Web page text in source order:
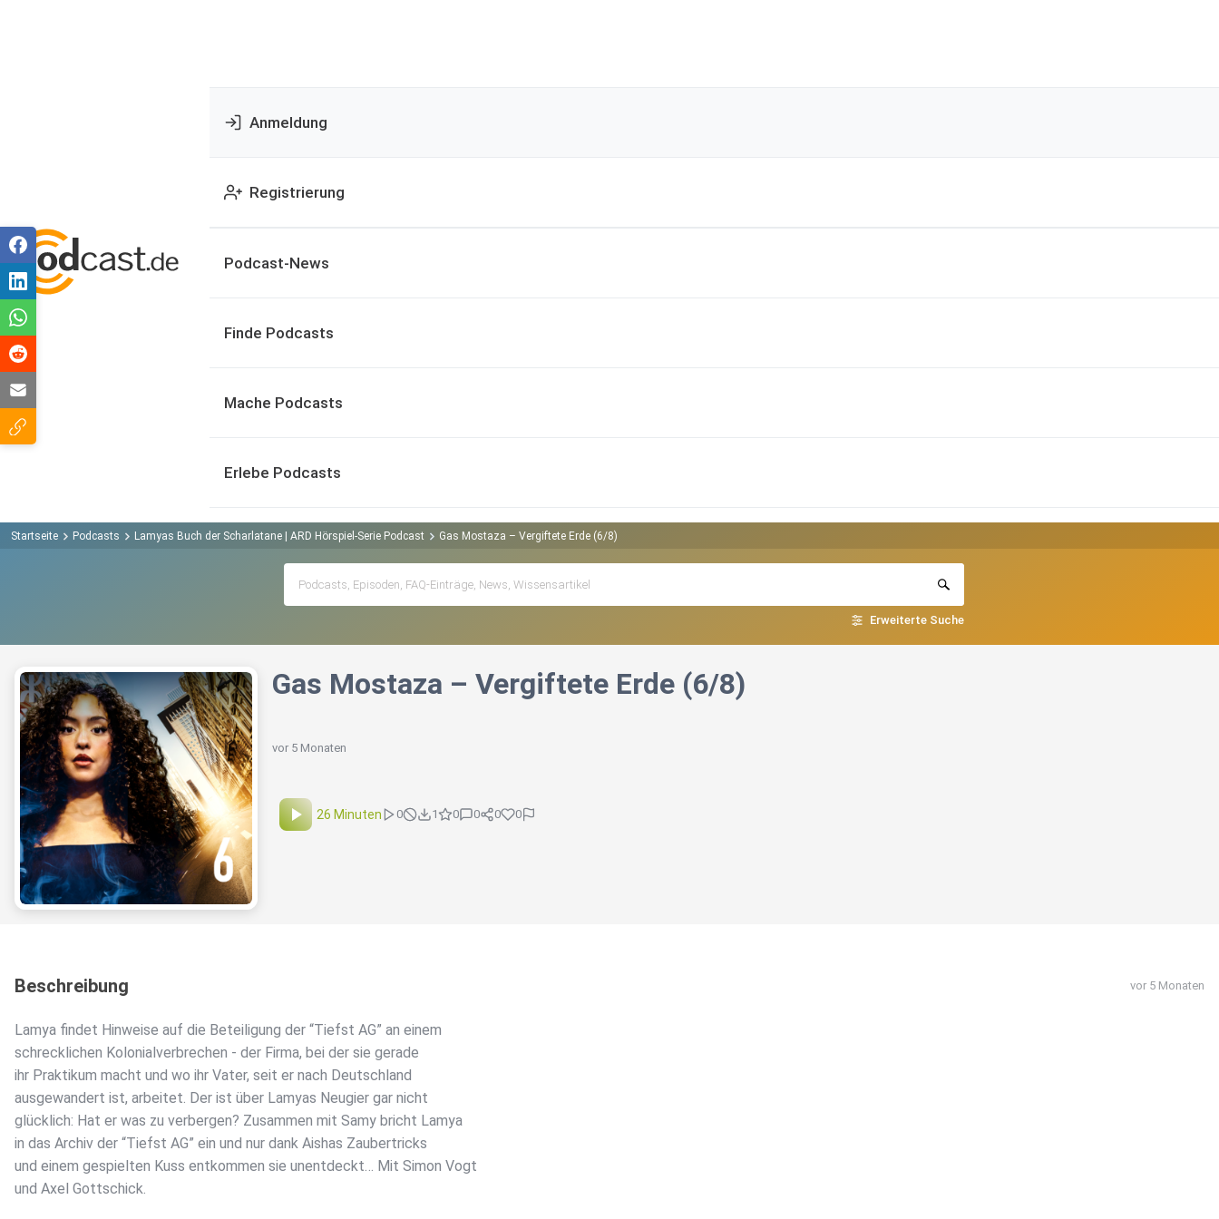
Anmeldung
Registrierung
Podcast-News
Finde Podcasts
Mache Podcasts
Erlebe Podcasts
Startseite Podcasts Lamyas Buch der Scharlatane | ARD Hörspiel-Serie Podcast Gas Mostaza – Vergiftete Erde (6/8)
Erweiterte Suche
Gas Mostaza – Vergiftete Erde (6/8)
vor 5 Monaten
26 Minuten 0 1 0 0 0 0
Beschreibung vor 5 Monaten
Lamya findet Hinweise auf die Beteiligung der “Tiefst AG” an einem
schrecklichen Kolonialverbrechen - der Firma, bei der sie gerade
ihr Praktikum macht und wo ihr Vater, seit er nach Deutschland
ausgewandert ist, arbeitet. Der ist über Lamyas Neugier gar nicht
glücklich: Hat er was zu verbergen? Zusammen mit Samy bricht Lamya
in das Archiv der “Tiefst AG” ein und nur dank Aishas Zaubertricks
und einem gespielten Kuss entkommen sie unentdeckt… Mit Simon Vogt
und Axel Gottschick.